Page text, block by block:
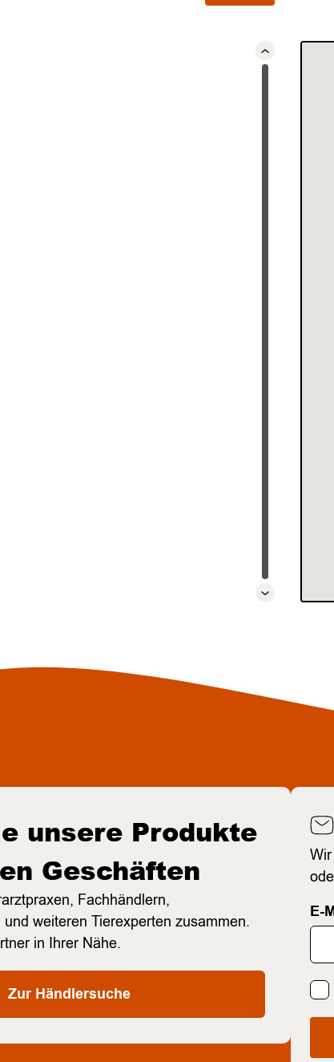
unsere Produkte
Geschäften
Fachhändlern,
weiteren Tierexperten zusammen.
in Ihrer Nähe.
Zur Händlersuche
E-